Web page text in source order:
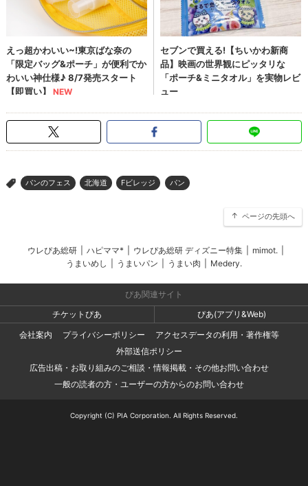
> パンのフェス 北海道 Fビレッジ パン
ページの先頭へ
ウレぴあ総研 ハピママ* ウレぴあ総研 ディズニー特集 mimot.
うまいめし
うまいパン うまい肉 Medery.
ぴあ関連サイト
チケットぴあ
ぴあ(アプリ&Web)
会社案内
プライバシーポリシー
アクセスデータの利用・著作権等
外部送信ポリシー
広告出稿・お取り組みのご相談・情報掲載・その他お問い合わせ
一般の読者の方・ユーザーの方からのお問い合わせ
Copyright (C) PIA Corporation. All Rights Reserved.